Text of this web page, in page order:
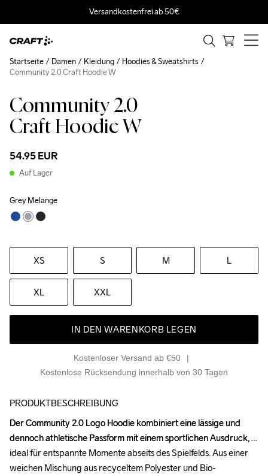
Versandkostenfrei ab 50€
Community 2.0
Craft Hoodie W
54.95 EUR
Auf Lager
Grey Melange
XS S M L
XL XXL
IN DEN WARENKORB LEGEN
Kostenloser Versand ab €50
Kostenlose Rücksendung innerhalb von 30 Tagen
Startseite Damen Kleidung
Hoodies & Sweatshirts
Community 2.0 Craft Hoodie W
PRODUKTBESCHREIBUNG
Der Community 2.0 Logo Hoodie kombiniert eine lässige und
dennoch athletische Passform mit einem sportlichen Ausdruck,
ideal für entspannte Momente abseits des Spielfelds. Aus einer
weichen Mischung aus recyceltem Polyester und Bio-
Der Community 2.0 Logo Hoodie kombiniert eine lässige und
dennoch athletische Passform mit einem sportlichen Ausdruck,
ideal für entspannte Momente abseits des Spielfelds. Aus einer
weichen Mischung aus recyceltem Polyester und Bio-